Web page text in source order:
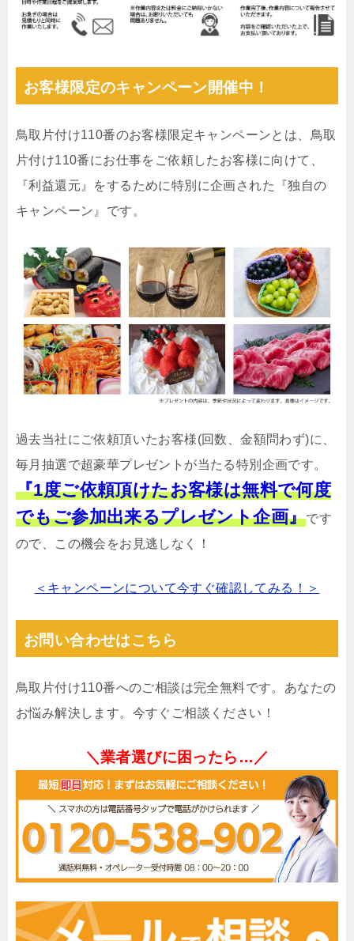
お客様限定のキャンペーン開催中！
鳥取片付け110番のお客様限定キャンペーンとは、鳥取
片付け110番にお仕事をご依頼したお客様に向けて、
『利益還元』をするために特別に企画された『独自の
キャンペーン』です。
過去当社にご依頼頂いたお客様(回数、金額問わず)に、
毎月抽選で超豪華プレゼントが当たる特別企画です。
『1度ご依頼頂けたお客様は無料で何度
でもご参加出来るプレゼント企画』です
ので、この機会をお見逃しなく！
＜キャンペーンについて今すぐ確認してみる！＞
お問い合わせはこちら
鳥取片付け110番へのご相談は完全無料です。あなたの
お悩み解決します。今すぐご相談ください！
＼業者選びに困ったら…／